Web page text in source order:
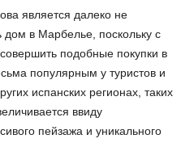
является далеко не
дом в Марбелье, поскольку с
подобные покупки в
популярным у туристов и
испанских регионах, таких
ввиду
пейзажа и уникального